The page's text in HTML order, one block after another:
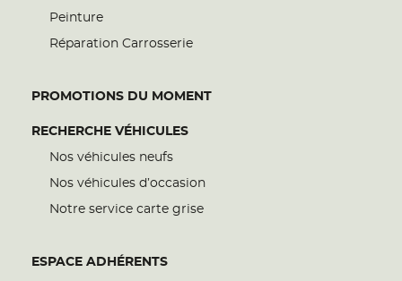
Peinture
Réparation Carrosserie
PROMOTIONS DU MOMENT
RECHERCHE VÉHICULES
Nos véhicules neufs
Nos véhicules d’occasion
Notre service carte grise
ESPACE ADHÉRENTS